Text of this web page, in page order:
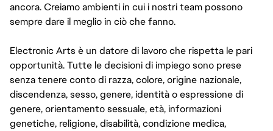
ancora. Creiamo ambienti in cui i nostri team possono
sempre dare il meglio in ciò che fanno.
Electronic Arts è un datore di lavoro che rispetta le pari
opportunità. Tutte le decisioni di impiego sono prese
senza tenere conto di razza, colore, origine nazionale,
discendenza, sesso, genere, identità o espressione di
genere, orientamento sessuale, età, informazioni
genetiche, religione, disabilità, condizione medica,